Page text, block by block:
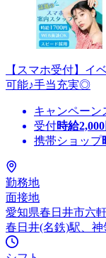
【スマホ受付】イ
可能♪手当充実◎
キャンペーン
受付時給2,000
携帯ショップ
勤務地
面接地
愛知県春日井市六
春日井(名鉄)駅、神